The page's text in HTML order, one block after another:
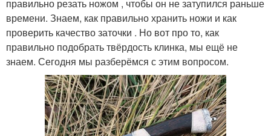
правильно резать ножом , чтобы он не затупился раньше
времени. Знаем, как правильно хранить ножи и как
проверить качество заточки . Но вот про то, как
правильно подобрать твёрдость клинка, мы ещё не
знаем. Сегодня мы разберёмся с этим вопросом.